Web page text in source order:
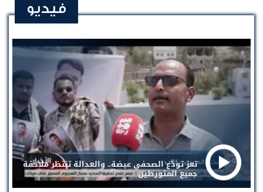
فيديو
تعز تودّع الصحفي عيضة.. والعدالة تنتظر ملاحقة
جميع المتورطين